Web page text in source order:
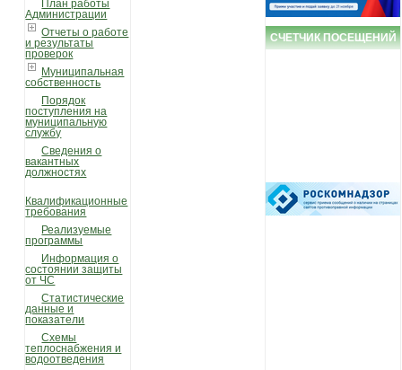
План работы
Администрации
Отчеты о работе
и результаты
проверок
Муниципальная
собственность
Порядок
поступления на
муниципальную
службу
Сведения о
вакантных
должностях
Квалификационные
требования
Реализуемые
программы
Информация о
состоянии защиты
от ЧС
Статистические
данные и
показатели
Схемы
теплоснабжения и
водоотведения
СЧЕТЧИК ПОСЕЩЕНИЙ